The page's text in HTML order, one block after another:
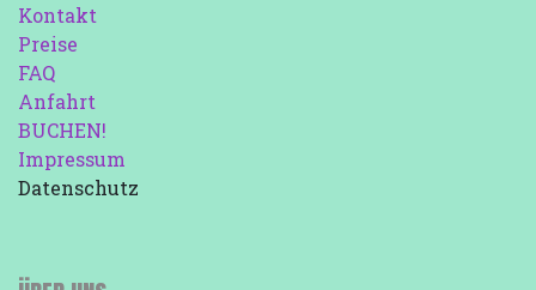
Kontakt
Preise
FAQ
Anfahrt
BUCHEN!
Impressum
Datenschutz